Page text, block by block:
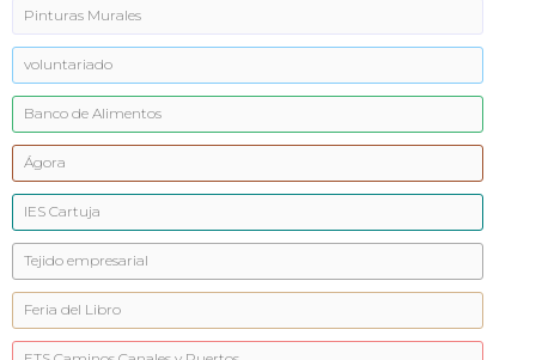
Pinturas Murales
voluntariado
Banco de Alimentos
Ágora
IES Cartuja
Tejido empresarial
Feria del Libro